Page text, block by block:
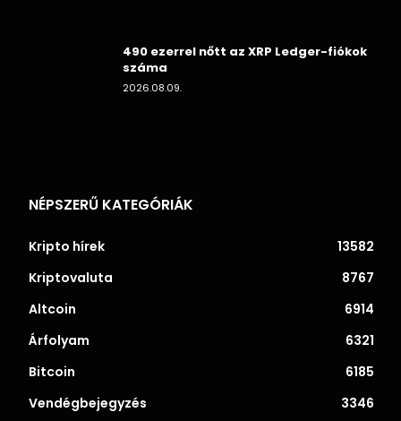
490 ezerrel nőtt az XRP Ledger-fiókok
száma
2026.08.09.
NÉPSZERŰ KATEGÓRIÁK
Kripto hírek
13582
Kriptovaluta
8767
Altcoin
6914
Árfolyam
6321
Bitcoin
6185
Vendégbejegyzés
3346